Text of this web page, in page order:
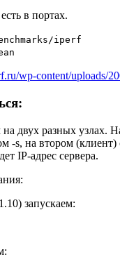
в портах.
iperf
wp-content/uploads/
двух разных узлах.
-s, на втором
IP-адрес сервера.
запускаем: